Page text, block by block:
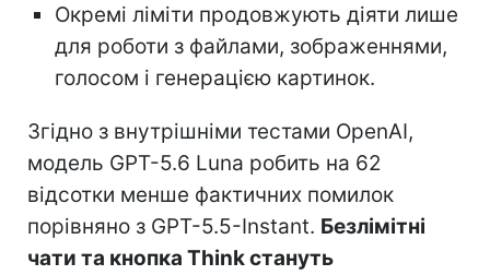
Окремі ліміти продовжують діяти лише
для роботи з файлами, зображеннями,
голосом і генерацією картинок.
Згідно з внутрішніми тестами OpenAI,
модель GPT-5.6 Luna робить на 62
відсотки менше фактичних помилок
порівняно з GPT-5.5-Instant. Безлімітні
чати та кнопка Think стануть